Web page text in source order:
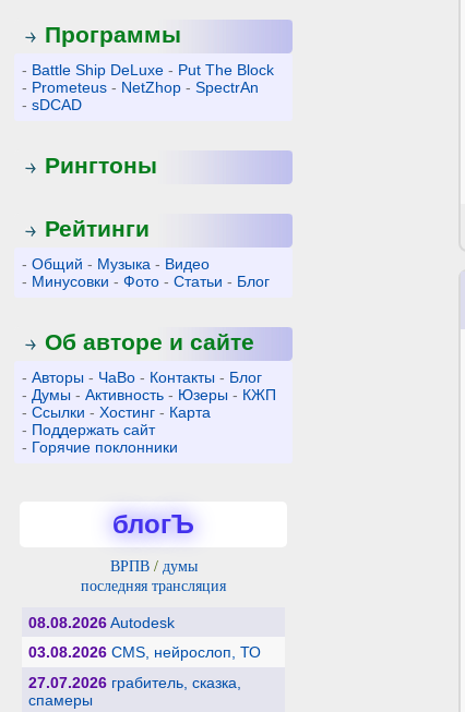
Программы
- Battle Ship DeLuxe - Put The Block
- Prometeus - NetZhop -SpectrAn
-sDCAD
Рингтоны
Рейтинги
-Общий - Музыка - Видео
- Минусовки -Фото -Статьи - Блог
Об авторе и сайте
-Авторы - ЧаВо - Контакты - Блог
- Думы -Активность - Юзеры - КЖП
-Ссылки -Хостинг - Карта
- Поддержать сайт
- Горячие поклонники
блогЪ
ВРПВ/ думы
последняя трансляция
08.08.2026Autodesk
03.08.2026 CMS, нейрослоп, ТО
27.07.2026 грабитель, сказка,
спамеры